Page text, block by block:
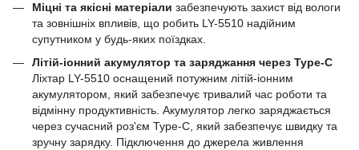
Міцні та якісні матеріали забезпечують захист від вологи
та зовнішніх впливів, що робить LY-5510 надійним
супутником у будь-яких поїздках.
Літій-іонний акумулятор та заряджання через Type-C
Ліхтар LY-5510 оснащений потужним літій-іонним
акумулятором, який забезпечує тривалий час роботи та
відмінну продуктивність. Акумулятор легко заряджається
через сучасний роз'єм Type-C, який забезпечує швидку та
зручну зарядку. Підключення до джерела живлення